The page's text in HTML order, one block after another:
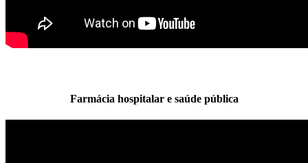
Farmácia hospitalar e saúde pública